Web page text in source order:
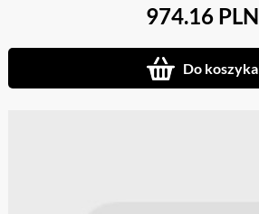
974.16 PLN
Do koszyka